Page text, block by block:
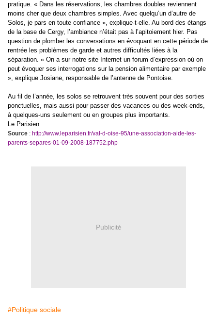
pratique. « Dans les réservations, les chambres doubles reviennent
moins cher que deux chambres simples. Avec quelqu’un d’autre de
Solos, je pars en toute confiance », explique-t-elle. Au bord des étangs
de la base de Cergy, l’ambiance n’était pas à l’apitoiement hier. Pas
question de plomber les conversations en évoquant en cette période de
rentrée les problèmes de garde et autres difficultés liées à la
séparation. « On a sur notre site Internet un forum d’expression où on
peut évoquer ses interrogations sur la pension alimentaire par exemple
», explique Josiane, responsable de l’antenne de Pontoise.
Au fil de l’année, les solos se retrouvent très souvent pour des sorties
ponctuelles, mais aussi pour passer des vacances ou des week-ends,
à quelques-uns seulement ou en groupes plus importants.
Le Parisien
Source : http://www.leparisien.fr/val-d-oise-95/une-association-aide-les-
parents-separes-01-09-2008-187752.php
Publicité
#Politique sociale